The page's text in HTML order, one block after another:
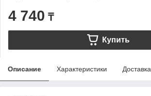
4 740 ₸
Купить
Описание Характеристики Доставка